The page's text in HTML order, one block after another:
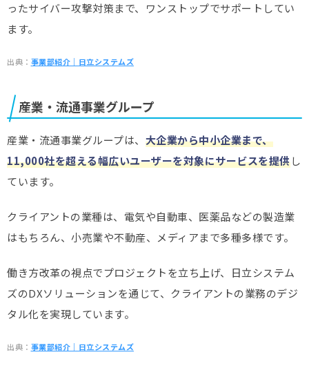
ったサイバー攻撃対策まで、ワンストップでサポートしてい
ます。
出典： 事業部紹介｜日立システムズ
産業・流通事業グループ
産業・流通事業グループは、 大企業から中小企業まで、
11,000社を超える幅広いユーザーを対象にサービスを提供し
ています。
クライアントの業種は、電気や自動車、医薬品などの製造業
はもちろん、小売業や不動産、メディアまで多種多様です。
働き方改革の視点でプロジェクトを立ち上げ、日立システム
ズのDXソリューションを通じて、クライアントの業務のデジ
タル化を実現しています。
出典： 事業部紹介｜日立システムズ